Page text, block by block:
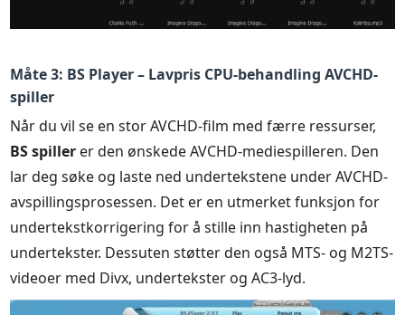
Måte 3: BS Player – Lavpris CPU-behandling AVCHD-
spiller
Når du vil se en stor AVCHD-film med færre ressurser,
BS spiller er den ønskede AVCHD-mediespilleren. Den
lar deg søke og laste ned undertekstene under AVCHD-
avspillingsprosessen. Det er en utmerket funksjon for
undertekstkorrigering for å stille inn hastigheten på
undertekster. Dessuten støtter den også MTS- og M2TS-
videoer med Divx, undertekster og AC3-lyd.